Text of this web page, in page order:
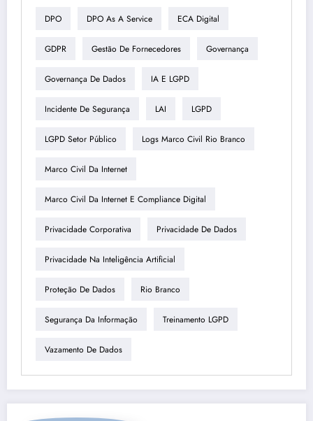
DPO DPO As A Service ECA Digital
GDPR Gestão De Fornecedores Governança
Governança De Dados IA E LGPD
Incidente De Segurança LAI LGPD
LGPD Setor Público Logs Marco Civil Rio Branco
Marco Civil Da Internet
Marco Civil Da Internet E Compliance Digital
Privacidade Corporativa Privacidade De Dados
Privacidade Na Inteligência Artificial
Proteção De Dados Rio Branco
Segurança Da Informação Treinamento LGPD
Vazamento De Dados